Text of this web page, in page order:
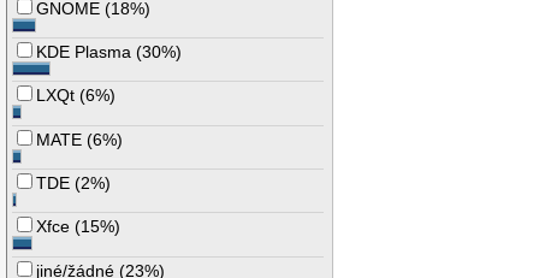
GNOME (18%)
KDE Plasma (30%)
LXQt (6%)
MATE (6%)
TDE (2%)
Xfce (15%)
jiné/žádné (23%)